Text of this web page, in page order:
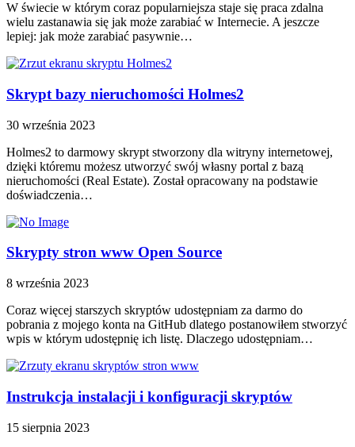
W świecie w którym coraz popularniejsza staje się praca zdalna
wielu zastanawia się jak może zarabiać w Internecie. A jeszcze
lepiej: jak może zarabiać pasywnie…
Skrypt bazy nieruchomości Holmes2
30 września 2023
Holmes2 to darmowy skrypt stworzony dla witryny internetowej,
dzięki któremu możesz utworzyć swój własny portal z bazą
nieruchomości (Real Estate). Został opracowany na podstawie
doświadczenia…
Skrypty stron www Open Source
8 września 2023
Coraz więcej starszych skryptów udostępniam za darmo do
pobrania z mojego konta na GitHub dlatego postanowiłem stworzyć
wpis w którym udostępnię ich listę. Dlaczego udostępniam…
Instrukcja instalacji i konfiguracji skryptów
15 sierpnia 2023